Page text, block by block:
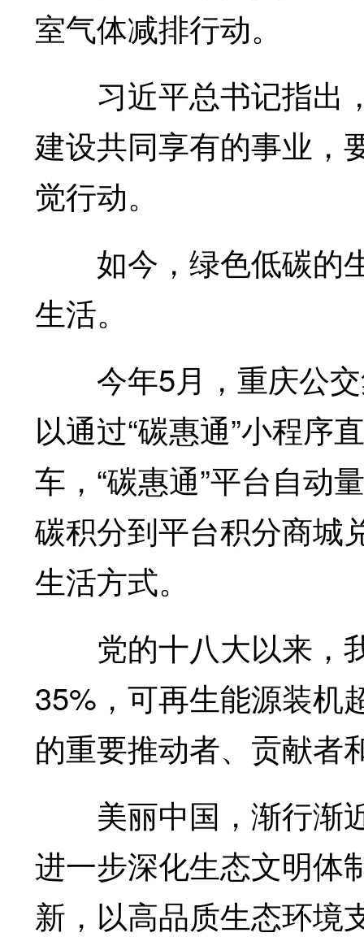
室气体减排行动。
习近平总书记指出
建设共同享有的事业，
觉行动。
如今，绿色低碳的
生活。
今年5月，重庆公交
以通过“碳惠通”小程序
车，“碳惠通”平台自动
碳积分到平台积分商城
生活方式。
党的十八大以来，
35%，可再生能源装机
的重要推动者、贡献者
美丽中国，渐行渐
进一步深化生态文明体
新，以高品质生态环境